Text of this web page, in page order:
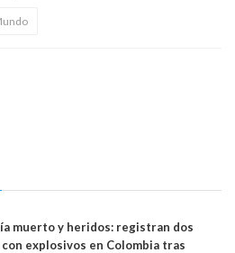
muerto y heridos: registran dos
explosivos en Colombia tras